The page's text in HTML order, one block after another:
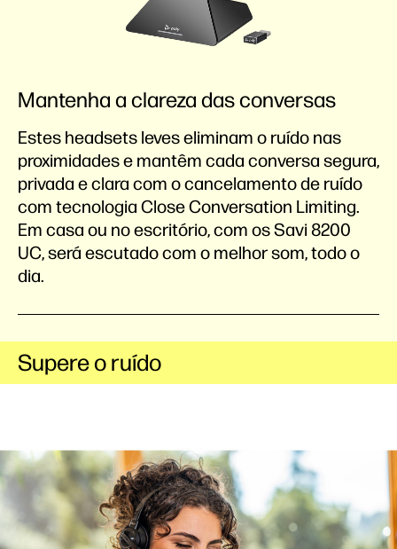
Mantenha a clareza das conversas
Estes headsets leves eliminam o ruído nas
proximidades e mantêm cada conversa segura,
privada e clara com o cancelamento de ruído
com tecnologia Close Conversation Limiting.
Em casa ou no escritório, com os Savi 8200
UC, será escutado com o melhor som, todo o
dia.
Supere o ruído